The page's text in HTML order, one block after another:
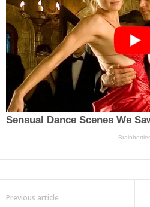
Previous article